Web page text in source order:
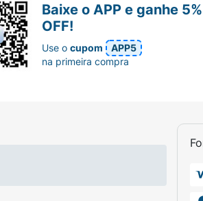
torna o momento do
Baixe o APP e ganhe 5%
OFF!
Use ocupom
APP5
na primeira compra